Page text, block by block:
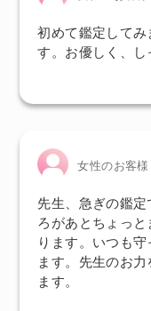
初めて鑑定してみ
す。お優しく、し
女性のお客様
先生、急ぎの鑑
ろがあとちょっ
ります。いつも
ます。先生のお
ます。